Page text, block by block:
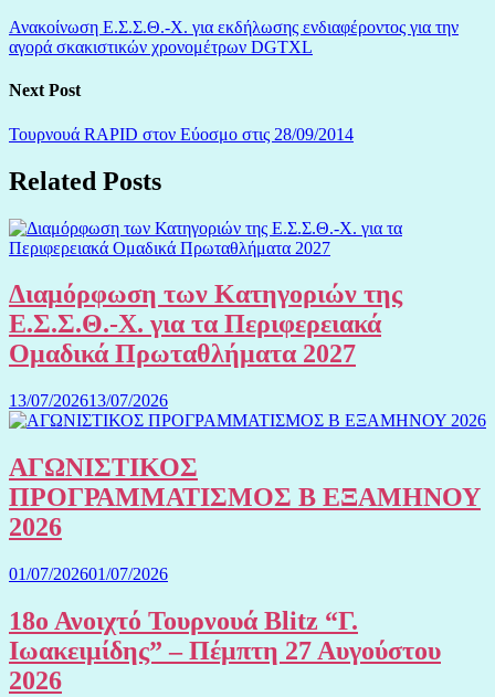
Ανακοίνωση Ε.Σ.Σ.Θ.-Χ. για εκδήλωσης ενδιαφέροντος για την
αγορά σκακιστικών χρονομέτρων DGTXL
Next Post
Τουρνουά RAPID στον Εύοσμο στις 28/09/2014
Related Posts
Διαμόρφωση των Κατηγοριών της
Ε.Σ.Σ.Θ.-Χ. για τα Περιφερειακά
Ομαδικά Πρωταθλήματα 2027
13/07/202613/07/2026
ΑΓΩΝΙΣΤΙΚΟΣ
ΠΡΟΓΡΑΜΜΑΤΙΣΜΟΣ Β ΕΞΑΜΗΝΟΥ
2026
01/07/202601/07/2026
18ο Ανοιχτό Τουρνουά Blitz “Γ.
Ιωακειμίδης” – Πέμπτη 27 Αυγούστου
2026